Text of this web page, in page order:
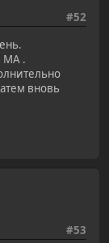
#52
МА .
вновь
#53